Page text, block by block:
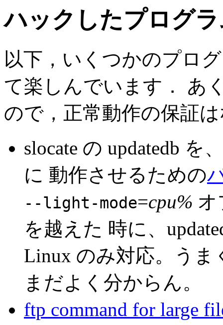
ハックしたプログ
以下，いくつかのプロ
て楽しんでいます． あ
ので，正常動作の保証
slocate の updatedb
に 動作させるための
--light-mode=cpu% オ
を越えた 時に、
Linux のみ対応。う
まだよく分からん。
ftp command for large